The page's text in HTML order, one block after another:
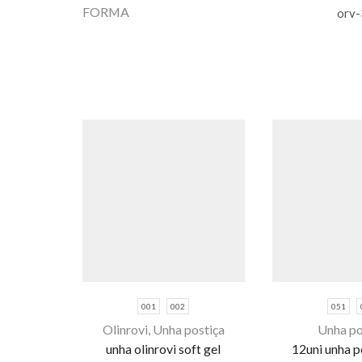
FORMA
001 002
Olinrovi Unha postiça
unha olinrovi soft gel
Este
produto
tem várias
051
Unha
12uni unha
Este
produto